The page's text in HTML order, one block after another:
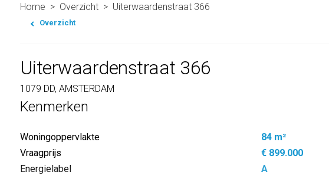
Home Overzicht Uiterwaardenstraat 366
Overzicht
Uiterwaardenstraat 366
1079 DD, AMSTERDAM
Kenmerken
Woningoppervlakte
84 m²
Vraagprijs
€ 899.000
Energielabel
A